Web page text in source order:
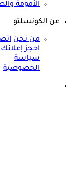
الأمومة
عن الكونسلتو
من نحن
احجز إعلانك
سياسة
الخصوصية